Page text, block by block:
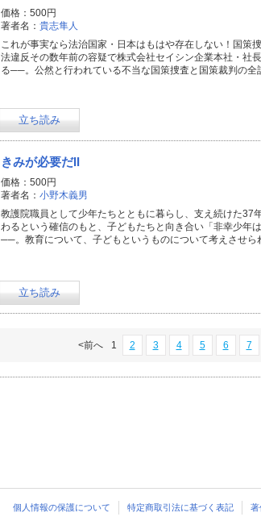
価格：500円
著者名： 貴志隼人
これが事実なら法治国家・日本はもはや存在しない！国策
法違反その数年前の容疑で株式会社セイシン企業本社・社
る──。公然と行われている不当な国策捜査と国策裁判の全
立ち読み
きみが必要だII
価格：500円
著者名： 小野木義男
教護院職員として少年たちとともに暮らし、支え続けた
わるという確信のもと、子どもたちと向き合い「非幸少年
──。教育について、子どもというものについて考えさせら
立ち読み
<前へ 1 2 3 4 5 6 7
個人情報の保護について 特定商取引法に基づく表記 著